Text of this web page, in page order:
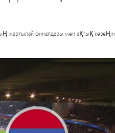
жартылай финалдары мен ақтық кезеңін